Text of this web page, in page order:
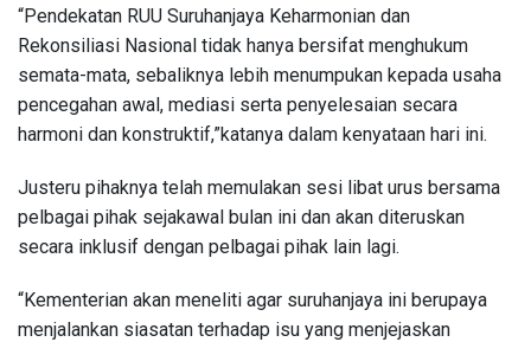
“Pendekatan RUU Suruhanjaya Keharmonian dan
Rekonsiliasi Nasional tidak hanya bersifat menghukum
semata-mata, sebaliknya lebih menumpukan kepada usaha
pencegahan awal, mediasi serta penyelesaian secara
harmoni dan konstruktif,”katanya dalam kenyataan hari ini.
Justeru pihaknya telah memulakan sesi libat urus bersama
pelbagai pihak sejakawal bulan ini dan akan diteruskan
secara inklusif dengan pelbagai pihak lain lagi.
“Kementerian akan meneliti agar suruhanjaya ini berupaya
menjalankan siasatan terhadap isu yang menjejaskan